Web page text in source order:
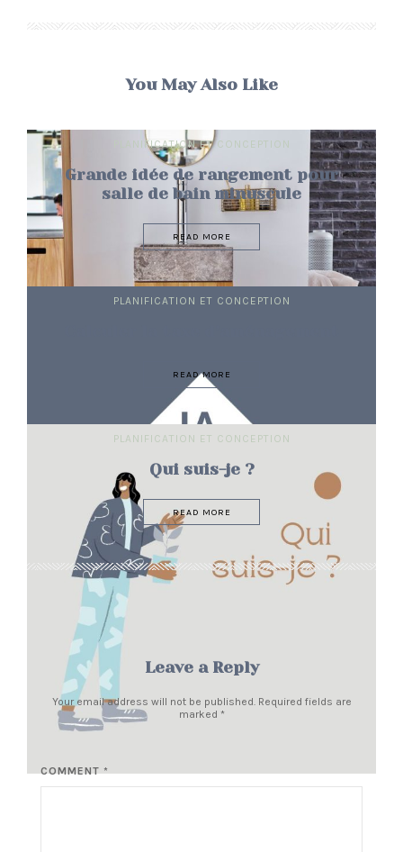
You May Also Like
PLANIFICATION ET CONCEPTION
Grande idée de rangement pour
salle de bain minuscule
READ MORE
PLANIFICATION ET CONCEPTION
READ MORE
PLANIFICATION ET CONCEPTION
Qui suis-je ?
READ MORE
Leave a Reply
Your email address will not be published. Required fields are
marked *
COMMENT *